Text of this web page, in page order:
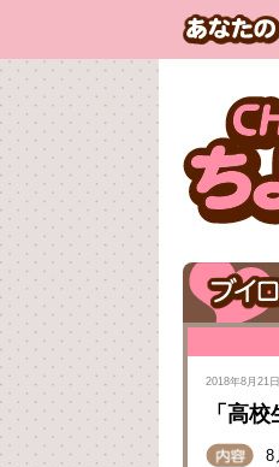
2018年8月21日
「高
8